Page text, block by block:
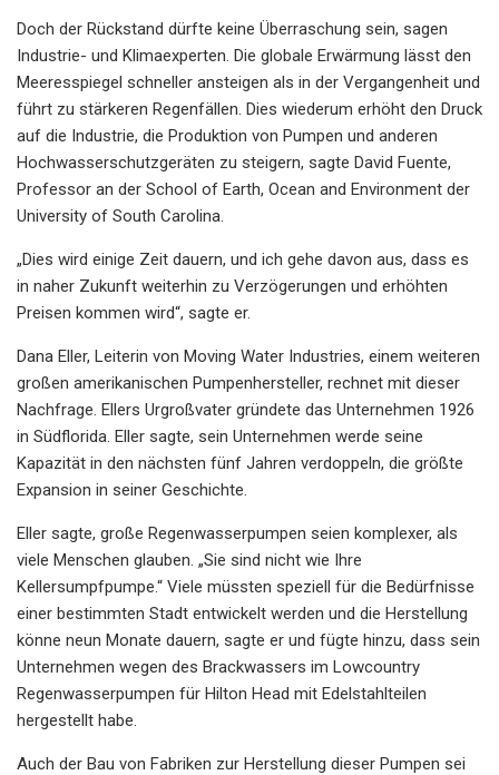
Doch der Rückstand dürfte keine Überraschung sein, sagen
Industrie- und Klimaexperten. Die globale Erwärmung lässt den
Meeresspiegel schneller ansteigen als in der Vergangenheit und
führt zu stärkeren Regenfällen. Dies wiederum erhöht den Druck
auf die Industrie, die Produktion von Pumpen und anderen
Hochwasserschutzgeräten zu steigern, sagte David Fuente,
Professor an der School of Earth, Ocean and Environment der
University of South Carolina.
„Dies wird einige Zeit dauern, und ich gehe davon aus, dass es
in naher Zukunft weiterhin zu Verzögerungen und erhöhten
Preisen kommen wird“, sagte er.
Dana Eller, Leiterin von Moving Water Industries, einem weiteren
großen amerikanischen Pumpenhersteller, rechnet mit dieser
Nachfrage. Ellers Urgroßvater gründete das Unternehmen 1926
in Südflorida. Eller sagte, sein Unternehmen werde seine
Kapazität in den nächsten fünf Jahren verdoppeln, die größte
Expansion in seiner Geschichte.
Eller sagte, große Regenwasserpumpen seien komplexer, als
viele Menschen glauben. „Sie sind nicht wie Ihre
Kellersumpfpumpe.“ Viele müssten speziell für die Bedürfnisse
einer bestimmten Stadt entwickelt werden und die Herstellung
könne neun Monate dauern, sagte er und fügte hinzu, dass sein
Unternehmen wegen des Brackwassers im Lowcountry
Regenwasserpumpen für Hilton Head mit Edelstahlteilen
hergestellt habe.
Auch der Bau von Fabriken zur Herstellung dieser Pumpen sei